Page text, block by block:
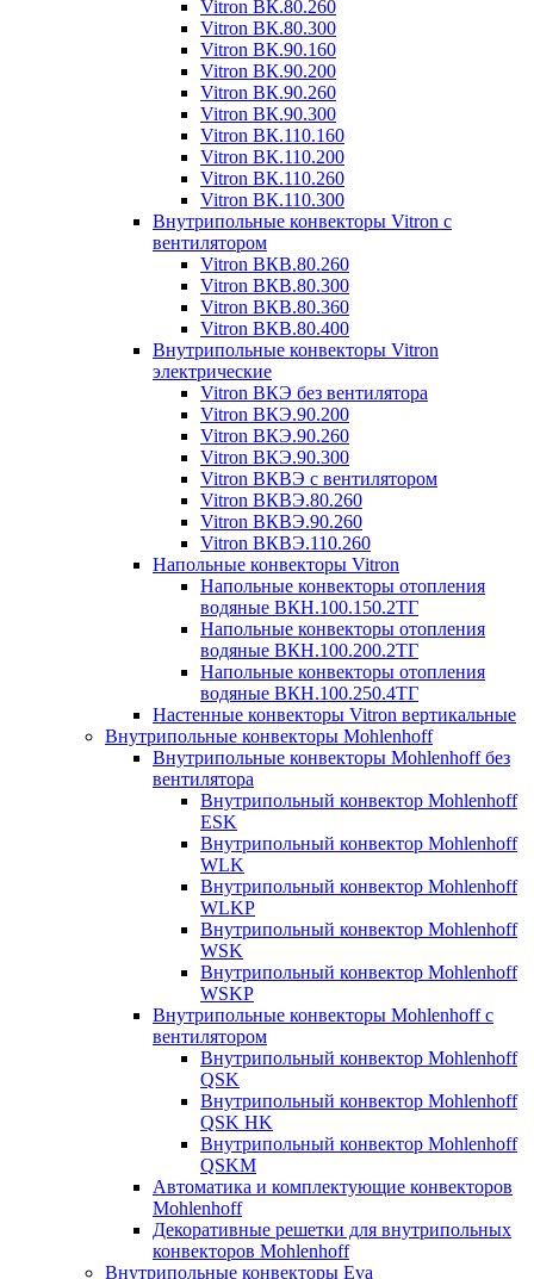
Vitron ВК.80.260
Vitron ВК.80.300
Vitron ВК.90.160
Vitron ВК.90.200
Vitron ВК.90.260
Vitron ВК.90.300
Vitron ВК.110.160
Vitron ВК.110.200
Vitron ВК.110.260
Vitron ВК.110.300
Внутрипольные конвекторы Vitron с
вентилятором
Vitron ВКВ.80.260
Vitron ВКВ.80.300
Vitron ВКВ.80.360
Vitron ВКВ.80.400
Внутрипольные конвекторы Vitron
электрические
Vitron ВКЭ без вентилятора
Vitron ВКЭ.90.200
Vitron ВКЭ.90.260
Vitron ВКЭ.90.300
Vitron ВКВЭ с вентилятором
Vitron ВКВЭ.80.260
Vitron ВКВЭ.90.260
Vitron ВКВЭ.110.260
Напольные конвекторы Vitron
Напольные конвекторы отопления
водяные ВКН.100.150.2ТГ
Напольные конвекторы отопления
водяные ВКН.100.200.2ТГ
Напольные конвекторы отопления
водяные ВКН.100.250.4ТГ
Настенные конвекторы Vitron вертикальные
Внутрипольные конвекторы Mohlenhoff
Внутрипольные конвекторы Mohlenhoff без
вентилятора
Внутрипольный конвектор Mohlenhoff
ESK
Внутрипольный конвектор Mohlenhoff
WLK
Внутрипольный конвектор Mohlenhoff
WLKP
Внутрипольный конвектор Mohlenhoff
WSK
Внутрипольный конвектор Mohlenhoff
WSKP
Внутрипольные конвекторы Mohlenhoff с
вентилятором
Внутрипольный конвектор Mohlenhoff
QSK
Внутрипольный конвектор Mohlenhoff
QSK HK
Внутрипольный конвектор Mohlenhoff
QSKM
Автоматика и комплектующие конвекторов
Mohlenhoff
Декоративные решетки для внутрипольных
конвекторов Mohlenhoff
Внутрипольные конвекторы Eva